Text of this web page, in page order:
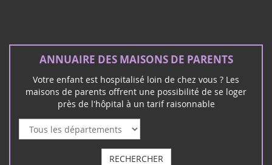
ANNUAIRE DES MAISONS DE PARENTS
Votre enfant est hospitalisé loin de chez vous ? Les
maisons de parents offrent une possibilité de se loger
près de l'hôpital à un tarif raisonnable